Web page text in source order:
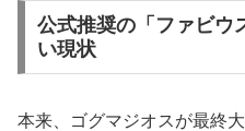
公式推奨の「ファビウ
い現状
本来、ゴグマジオスが最終